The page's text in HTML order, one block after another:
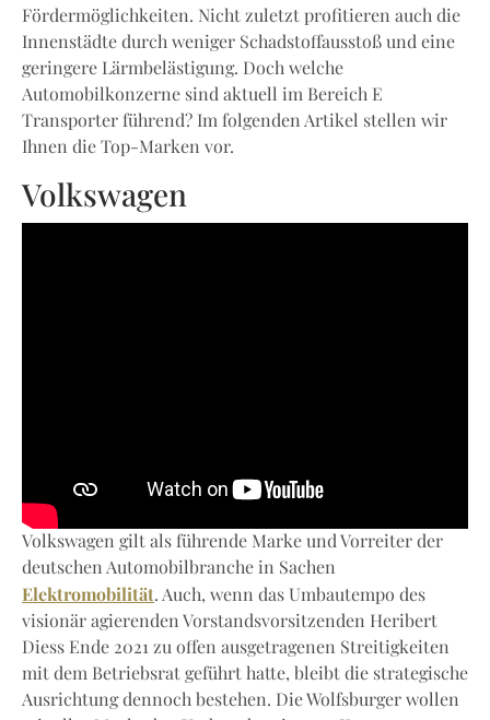
Fördermöglichkeiten. Nicht zuletzt profitieren auch die
Innenstädte durch weniger Schadstoffausstoß und eine
geringere Lärmbelästigung. Doch welche
Automobilkonzerne sind aktuell im Bereich E
Transporter führend? Im folgenden Artikel stellen wir
Ihnen die Top-Marken vor.
Volkswagen
Volkswagen gilt als führende Marke und Vorreiter der
deutschen Automobilbranche in Sachen
Elektromobilität. Auch, wenn das Umbautempo des
visionär agierenden Vorstandsvorsitzenden Heribert
Diess Ende 2021 zu offen ausgetragenen Streitigkeiten
mit dem Betriebsrat geführt hatte, bleibt die strategische
Ausrichtung dennoch bestehen. Die Wolfsburger wollen